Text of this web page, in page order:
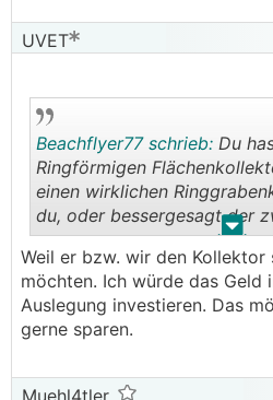
UVET
. .
Beachflyer77 schrieb: Du
Ringförmigen
einen wirklichen
du, oder bessergesagt der
Eine Kombination der Idee
herkömmlichen
garantiert nicht zielführend.
Weil er bzw. wir den Kollektor
möchten. Ich würde das Geld
Auslegung investieren. Das
gerne sparen.
Muehl4tler